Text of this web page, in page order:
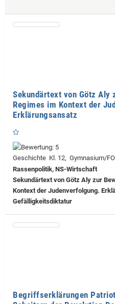
Sekundärtext von Götz Aly
Regimes im Kontext der
Erklärungsansatz
Geschichte Kl. 12, Gymnasium/
Rassenpolitik, NS-Wirtschaft
Sekundärtext von Götz Aly zur
Kontext der Judenverfolgung.
Gefälligkeitsdiktatur
Begriffserklärungen